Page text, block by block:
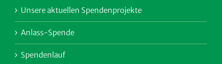
Unsere aktuellen Spendenprojekte
Anlass-Spende
Spendenlauf